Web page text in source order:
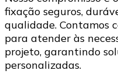
fixação seguros,
qualidade. Contamos
para atender às
projeto, garantindo
personalizadas.